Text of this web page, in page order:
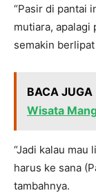
“Pasir di pantai
mutiara, apalagi
semakin
BACA JUGA
Wisata
“Jadi kalau
harus ke sana
tambahnya.